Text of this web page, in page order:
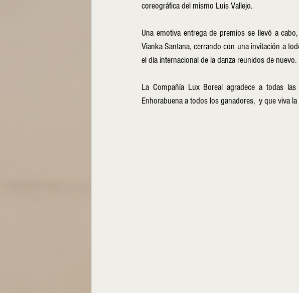
coreográfica del mismo Luis Vallejo.
Una emotiva entrega de premios se llevó a
Vianka Santana, cerrando con una invitación a
el día internacional de la danza reunidos de nuevo.
La Compañía Lux Boreal agradece a todas
Enhorabuena a todos los ganadores,  y que viva